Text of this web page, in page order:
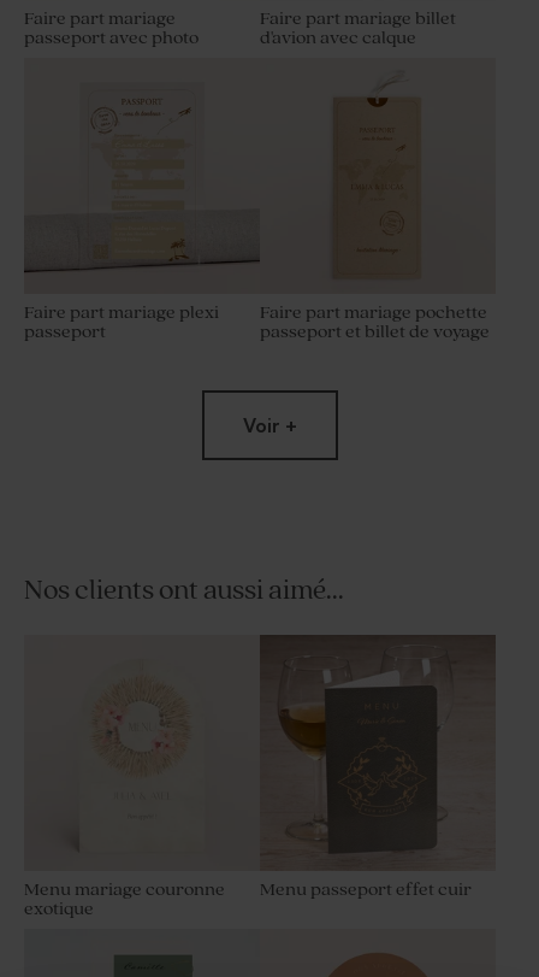
Faire part mariage
passeport avec photo
Faire part mariage billet
d'avion avec calque
Faire part mariage plexi
passeport
Faire part mariage pochette
passeport et billet de voyage
Etui à dragées voyage
Sticker mariage prénom
Voir +
Nos clients ont aussi aimé...
Menu mariage couronne
exotique
Menu passeport effet cuir